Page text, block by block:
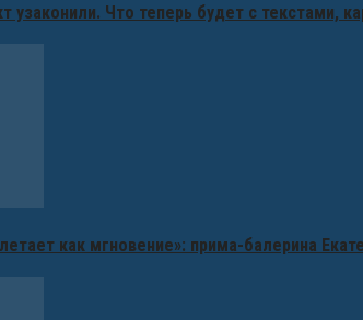
узаконили. Что теперь будет с текстами,
как мгновение»: прима-балерина